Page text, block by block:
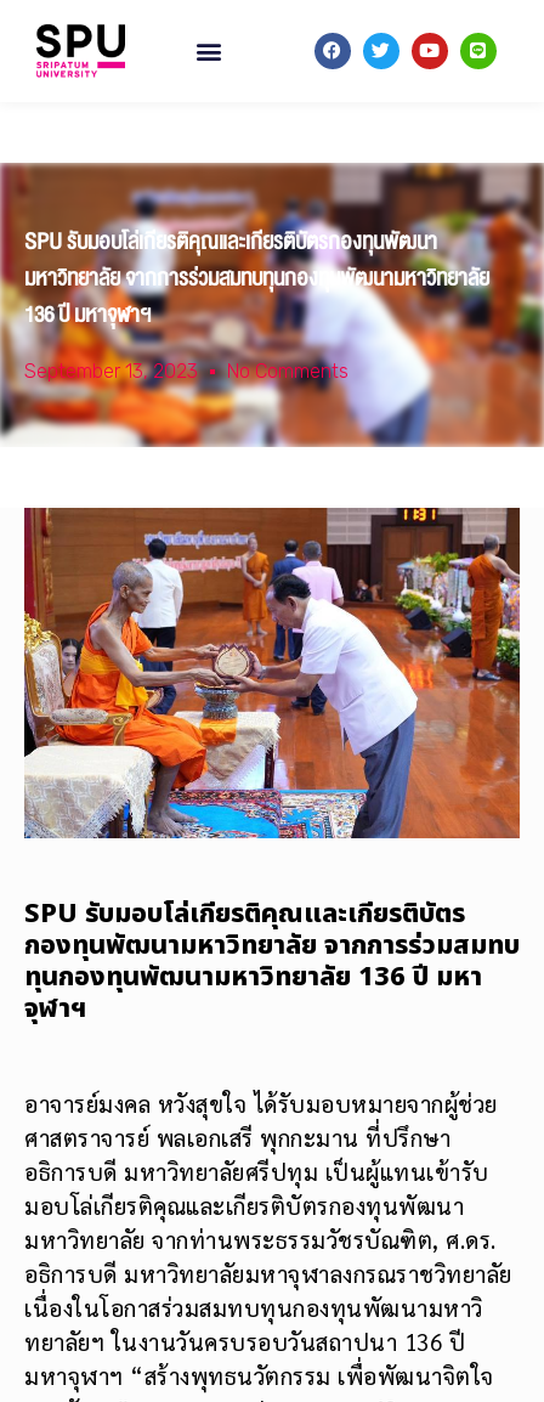
SPU รับมอบโล่เกียรติคุณและเกียรติบัตรกองทุนพัฒนา
มหาวิทยาลัย จากการร่วมสมทบทุนกองทุนพัฒนามหาวิทยาลัย
136 ปี มหาจุฬาฯ
September 13, 2023 No Comments
SPU รับมอบโล่เกียรติคุณและเกียรติบัตร
กองทุนพัฒนามหาวิทยาลัย จากการร่วมสมทบ
ทุนกองทุนพัฒนามหาวิทยาลัย 136 ปี มหา
จุฬาฯ
อาจารย์มงคล หวังสุขใจ ได้รับมอบหมายจากผู้ช่วย
ศาสตราจารย์ พลเอกเสรี พุกกะมาน ที่ปรึกษา
อธิการบดี มหาวิทยาลัยศรีปทุม เป็นผู้แทนเข้ารับ
มอบโล่เกียรติคุณและเกียรติบัตรกองทุนพัฒนา
มหาวิทยาลัย จากท่านพระธรรมวัชรบัณฑิต, ศ.ดร.
อธิการบดี มหาวิทยาลัยมหาจุฬาลงกรณราชวิทยาลัย
เนื่องในโอกาสร่วมสมทบทุนกองทุนพัฒนามหาวิ
ทยาลัยฯ ในงานวันครบรอบวันสถาปนา 136 ปี
มหาจุฬาฯ “สร้างพุทธนวัตกรรม เพื่อพัฒนาจิตใจ